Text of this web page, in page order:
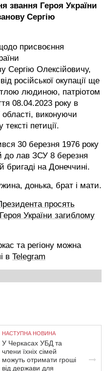
звання Героя України
Сергію
присвоєння
Сергію Олексійовичу,
російської окупації ще
людиною, патріотом
08.04.2023 року в
виконуючи
петиції.
30 березня 1976 року
до лав ЗСУ 8 березня
бригаді на Донеччині.
донька, брат і мати.
просять
України загиблому
та регіону можна
в Telegram
НАСТУПНА НОВИНА
У Черкасах УБД та
члени їхніх сімей
можуть отримати гроші
від держави для